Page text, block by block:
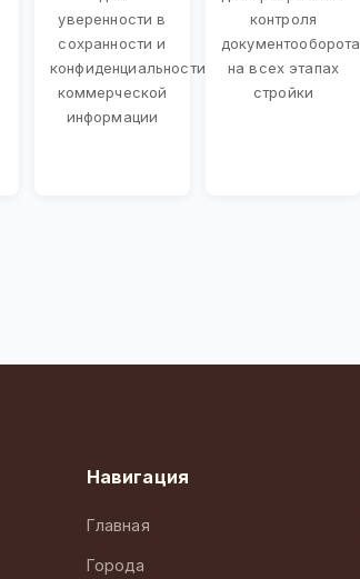
уверенности в
сохранности и
конфиденциальности
коммерческой
информации
контроля
документооборота
на всех этапах
стройки
Навигация
Главная
Города